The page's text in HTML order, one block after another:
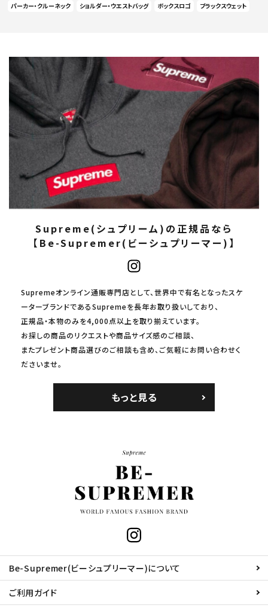
パーカー・クルーネック
ショルダー・ウエストバッグ ボックスロゴ ブラックスウェット
Supreme(シュプリーム)の正規品なら
【Be-Supremer(ビーシュプリーマー)】
Supremeオンライン通販専門店として、世界中で有名となったスケ
ーターブランドであるSupremeを長年お取り扱いしており、
正規品・本物のみを4,000点以上を取り揃えています。
お探しの商品のリクエストや商品サイズ感のご相談、
またプレゼント商品選びのご相談も含め、ご気軽にお問い合わせく
ださいませ。
もっと見る
Be-Supremer(ビーシュプリーマー)について
ご利用ガイド